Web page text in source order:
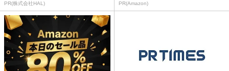
PR(株式会社HAL) PR(Amazon)